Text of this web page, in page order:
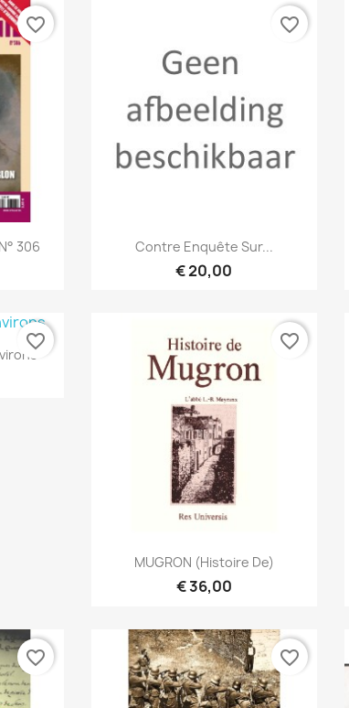
306
favorite_border
Snel bekijken
Contre Enquête Sur...
€ 20,00
favorite_border
favorite_border
Snel bekijken
MUGRON (Histoire De)
€ 36,00
favorite_border
favorite_border favorite_border